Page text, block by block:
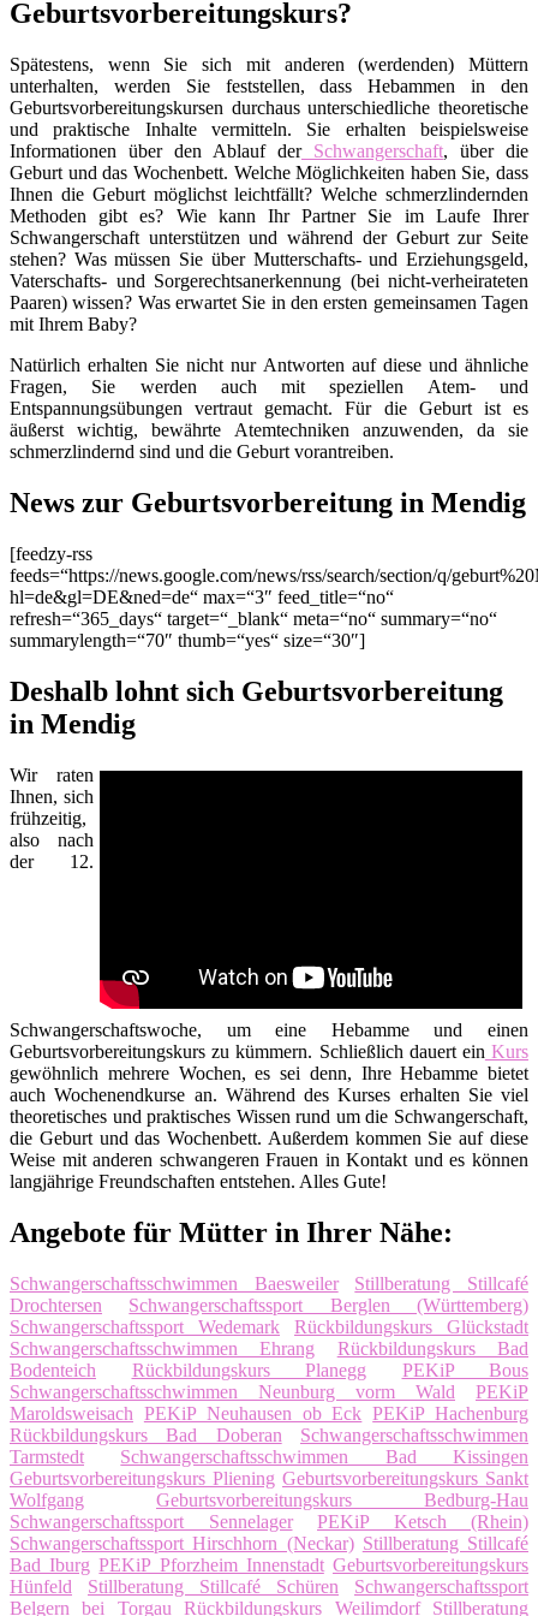
Geburtsvorbereitungskurs?
Spätestens, wenn Sie sich mit anderen (werdenden) Müttern
unterhalten, werden Sie feststellen, dass Hebammen in den
Geburtsvorbereitungskursen durchaus unterschiedliche theoretische
und praktische Inhalte vermitteln. Sie erhalten beispielsweise
Informationen über den Ablauf derSchwangerschaft, über die
Geburt und das Wochenbett. Welche Möglichkeiten haben Sie, dass
Ihnen die Geburt möglichst leichtfällt? Welche schmerzlindernden
Methoden gibt es? Wie kann Ihr Partner Sie im Laufe Ihrer
Schwangerschaft unterstützen und während der Geburt zur Seite
stehen? Was müssen Sie über Mutterschafts- und Erziehungsgeld,
Vaterschafts- und Sorgerechtsanerkennung (bei nicht-verheirateten
Paaren) wissen? Was erwartet Sie in den ersten gemeinsamen Tagen
mit Ihrem Baby?
Natürlich erhalten Sie nicht nur Antworten auf diese und ähnliche
Fragen, Sie werden auch mit speziellen Atem- und
Entspannungsübungen vertraut gemacht. Für die Geburt ist es
äußerst wichtig, bewährte Atemtechniken anzuwenden, da sie
schmerzlindernd sind und die Geburt vorantreiben.
News zur Geburtsvorbereitung in Mendig
[feedzy-rss
feeds=“https://news.google.com/news/rss/search/section/q/
hl=de&gl=DE&ned=de“ max=“3″ feed_title=“no“
refresh=“365_days“ target=“_blank“ meta=“no“ summary=“no“
summarylength=“70″ thumb=“yes“ size=“30″]
Deshalb lohnt sich Geburtsvorbereitung
in Mendig
Wir raten
Ihnen, sich
frühzeitig,
also nach
der 12.
Schwangerschaftswoche, um eine Hebamme und einen
Geburtsvorbereitungskurs zu kümmern. Schließlich dauert ein Kurs
gewöhnlich mehrere Wochen, es sei denn, Ihre Hebamme bietet
auch Wochenendkurse an. Während des Kurses erhalten Sie viel
theoretisches und praktisches Wissen rund um die Schwangerschaft,
die Geburt und das Wochenbett. Außerdem kommen Sie auf diese
Weise mit anderen schwangeren Frauen in Kontakt und es können
langjährige Freundschaften entstehen. Alles Gute!
Angebote für Mütter in Ihrer Nähe:
Schwangerschaftsschwimmen Baesweiler
Stillberatung Stillcafé
Drochtersen
Schwangerschaftssport Berglen (Württemberg)
Schwangerschaftssport Wedemark
Rückbildungskurs Glückstadt
Schwangerschaftsschwimmen Ehrang
Rückbildungskurs Bad
Bodenteich
Rückbildungskurs Planegg
PEKiP Bous
Schwangerschaftsschwimmen Neunburg vorm Wald
PEKiP
Maroldsweisach PEKiP Neuhausen ob Eck PEKiP Hachenburg
Rückbildungskurs Bad Doberan
Schwangerschaftsschwimmen
Tarmstedt
Schwangerschaftsschwimmen Bad Kissingen
Geburtsvorbereitungskurs Pliening Geburtsvorbereitungskurs Sankt
Wolfgang
Geburtsvorbereitungskurs Bedburg-Hau
Schwangerschaftssport Sennelager
PEKiP Ketsch (Rhein)
Schwangerschaftssport Hirschhorn (Neckar) Stillberatung Stillcafé
Bad Iburg PEKiP Pforzheim Innenstadt Geburtsvorbereitungskurs
Hünfeld
Stillberatung Stillcafé Schüren
Schwangerschaftssport
Belgern bei Torgau
Rückbildungskurs Weilimdorf Stillberatung